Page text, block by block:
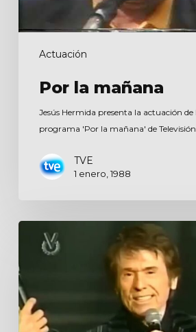
Actuación
Por la mañana
Jesús Hermida presenta la actuación de
programa 'Por la mañana' de Televisión…
TVE
1 enero, 1988
Sábado
sensacional